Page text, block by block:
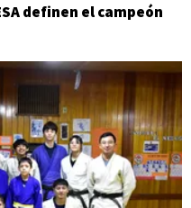
definen el campeón